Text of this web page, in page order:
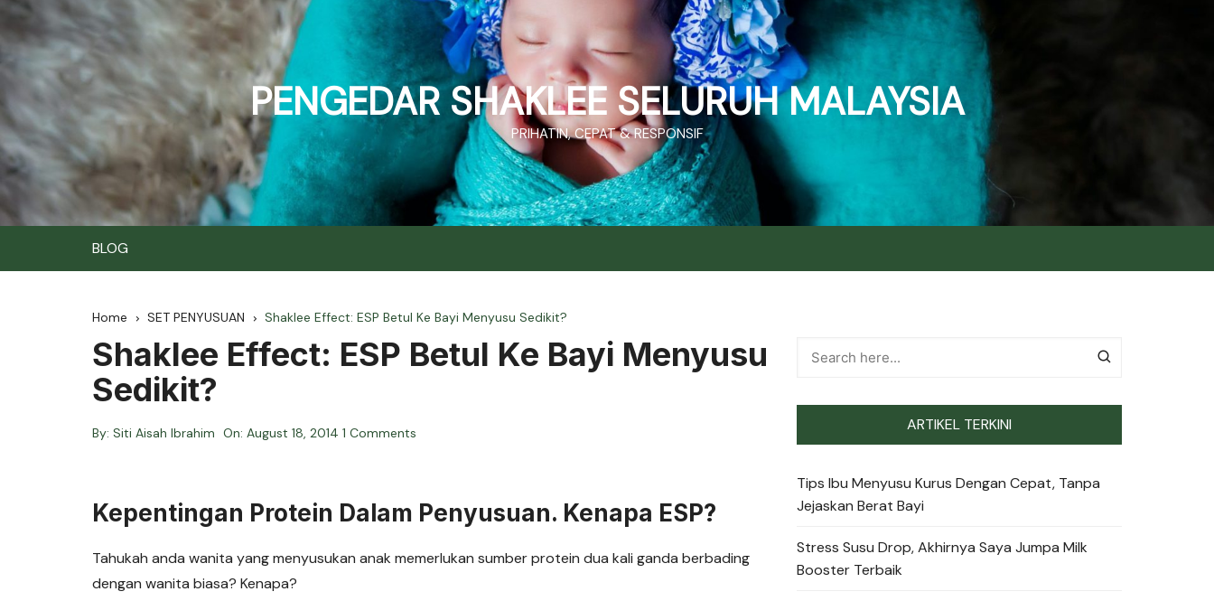
Skip
to
PENGEDAR SHAKLEE SELURUH MALAYSIA
PRIHATIN, CEPAT & RESPONSIF
BLOG
Home SET PENYUSUAN Shaklee Effect: ESP Betul Ke Bayi Menyusu Sedikit?
Shaklee Effect: ESP Betul Ke Bayi Menyusu
Sedikit?
By: Siti Aisah Ibrahim On: August 18, 2014 1 Comments
Kepentingan Protein Dalam Penyusuan. Kenapa ESP?
Tahukah anda wanita yang menyusukan anak memerlukan sumber protein dua kali ganda berbading
dengan wanita biasa? Kenapa?
ARTIKEL TERKINI
Tips Ibu Menyusu Kurus Dengan Cepat, Tanpa
Jejaskan Berat Bayi
Stress Susu Drop, Akhirnya Saya Jumpa Milk
Booster Terbaik